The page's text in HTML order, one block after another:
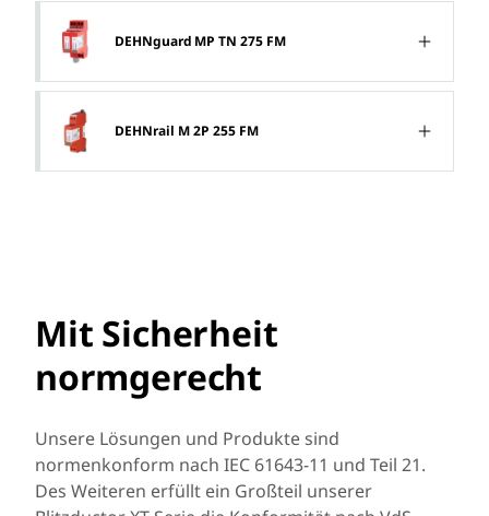
DEHNguard MP TN 275 FM
DEHNrail M 2P 255 FM
Mit Sicherheit
normgerecht
Unsere Lösungen und Produkte sind
normenkonform nach IEC 61643-11 und Teil 21.
Des Weiteren erfüllt ein Großteil unserer